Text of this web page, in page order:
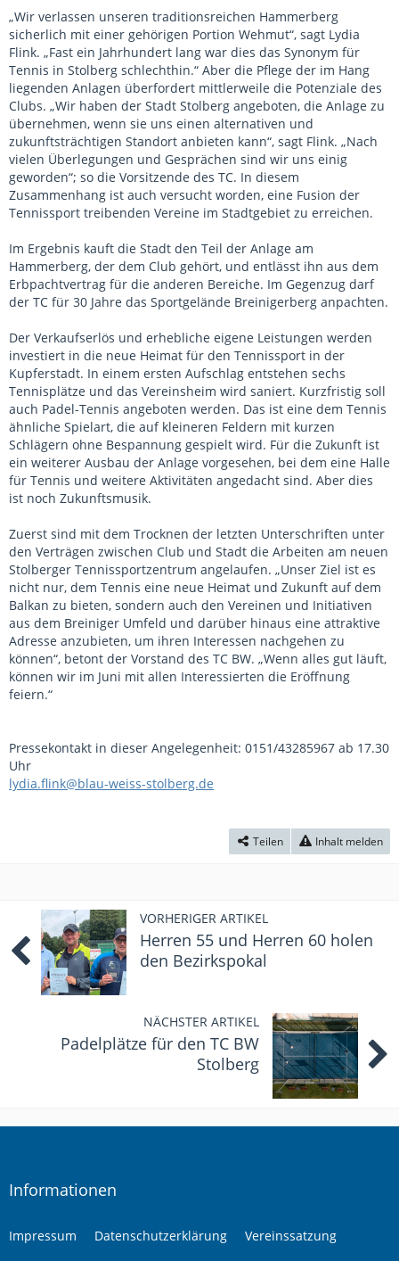
„Wir verlassen unseren traditionsreichen Hammerberg
sicherlich mit einer gehörigen Portion Wehmut“, sagt Lydia
Flink. „Fast ein Jahrhundert lang war dies das Synonym für
Tennis in Stolberg schlechthin.“ Aber die Pflege der im Hang
liegenden Anlagen überfordert mittlerweile die Potenziale des
Clubs. „Wir haben der Stadt Stolberg angeboten, die Anlage zu
übernehmen, wenn sie uns einen alternativen und
zukunftsträchtigen Standort anbieten kann“, sagt Flink. „Nach
vielen Überlegungen und Gesprächen sind wir uns einig
geworden“; so die Vorsitzende des TC. In diesem
Zusammenhang ist auch versucht worden, eine Fusion der
Tennissport treibenden Vereine im Stadtgebiet zu erreichen.
Im Ergebnis kauft die Stadt den Teil der Anlage am
Hammerberg, der dem Club gehört, und entlässt ihn aus dem
Erbpachtvertrag für die anderen Bereiche. Im Gegenzug darf
der TC für 30 Jahre das Sportgelände Breinigerberg anpachten.
Der Verkaufserlös und erhebliche eigene Leistungen werden
investiert in die neue Heimat für den Tennissport in der
Kupferstadt. In einem ersten Aufschlag entstehen sechs
Tennisplätze und das Vereinsheim wird saniert. Kurzfristig soll
auch Padel-Tennis angeboten werden. Das ist eine dem Tennis
ähnliche Spielart, die auf kleineren Feldern mit kurzen
Schlägern ohne Bespannung gespielt wird. Für die Zukunft ist
ein weiterer Ausbau der Anlage vorgesehen, bei dem eine Halle
für Tennis und weitere Aktivitäten angedacht sind. Aber dies
ist noch Zukunftsmusik.
Zuerst sind mit dem Trocknen der letzten Unterschriften unter
den Verträgen zwischen Club und Stadt die Arbeiten am neuen
Stolberger Tennissportzentrum angelaufen. „Unser Ziel ist es
nicht nur, dem Tennis eine neue Heimat und Zukunft auf dem
Balkan zu bieten, sondern auch den Vereinen und Initiativen
aus dem Breiniger Umfeld und darüber hinaus eine attraktive
Adresse anzubieten, um ihren Interessen nachgehen zu
können“, betont der Vorstand des TC BW. „Wenn alles gut läuft,
können wir im Juni mit allen Interessierten die Eröffnung
feiern.“
Pressekontakt in dieser Angelegenheit: 0151/43285967 ab 17.30
Uhr
lydia.flink@blau-weiss-stolberg.de
Teilen Inhalt melden
VORHERIGER ARTIKEL
Herren 55 und Herren 60 holen
den Bezirkspokal
NÄCHSTER ARTIKEL
Padelplätze für den TC BW
Stolberg
Informationen
Impressum Datenschutzerklärung Vereinssatzung